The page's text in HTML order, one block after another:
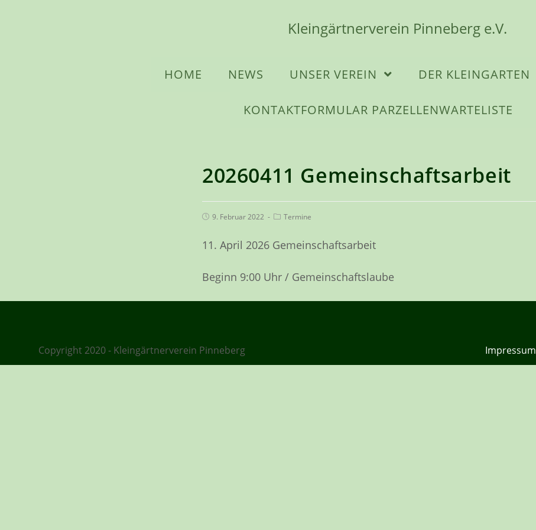
Kleingärtnerverein Pinneberg e.V.
HOME NEWS UNSER VEREIN DER KLEINGARTEN
KONTAKTFORMULAR PARZELLENWARTELISTE
20260411 Gemeinschaftsarbeit
Beitrag
9. Februar 2022
Beitrags-
Termine
11. April 2026 Gemeinschaftsarbeit
Beginn 9:00 Uhr / Gemeinschaftslaube
Impressum
Copyright 2020 - Kleingärtnerverein Pinneberg